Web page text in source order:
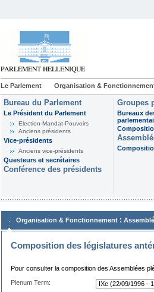
Le Parlement Organisation &
Bureau du Parlement
Le Président du Parlement
Election-Mandat-Pouvoirs
Anciens présidents
Vice-présidents
Anciens vice-présidents
Questeurs et secrétaires
Conférence des présidents
Groupes
Bureaux
Organisation & Fonctionnement :
Composition des législatures
Pour consulter la composition des Assemblées
Plenum Term: